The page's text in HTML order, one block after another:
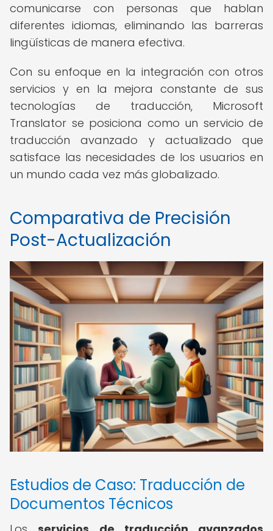
comunicarse con personas que hablan
diferentes idiomas, eliminando las barreras
lingüísticas de manera efectiva.
Con su enfoque en la integración con otros
servicios y en la mejora constante de sus
tecnologías de traducción, Microsoft
Translator se posiciona como un servicio de
traducción avanzado y actualizado que
satisface las necesidades de los usuarios en
un mundo cada vez más globalizado.
Comparativa de Precisión
Post-Actualización
Estudios de Caso: Traducción de
Documentos Técnicos